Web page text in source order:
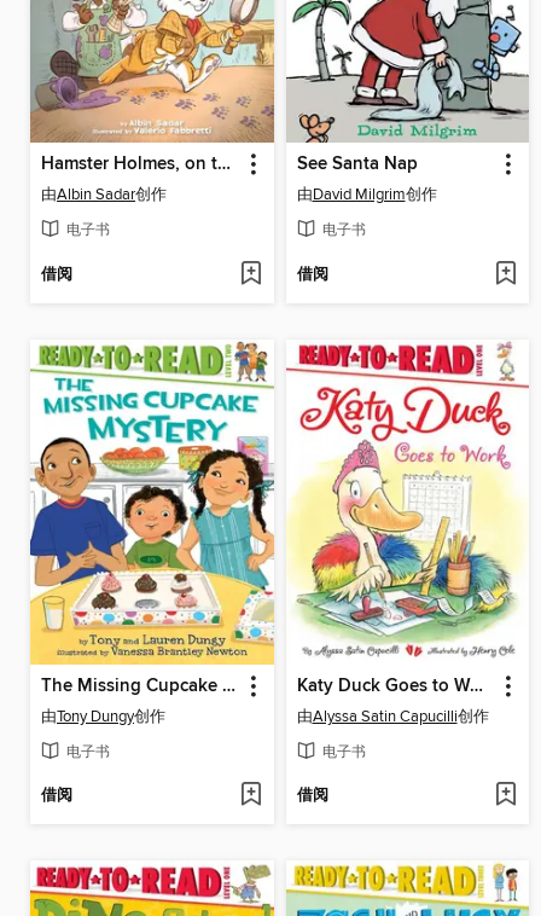
Hamster Holmes, on the Right Track
由Albin Sadar创作
电子书
借阅
See Santa Nap
由David Milgrim创作
电子书
借阅
The Missing Cupcake Mystery
由Tony Dungy创作
电子书
借阅
Katy Duck Goes to Work
由Alyssa Satin Capucilli创作
电子书
借阅